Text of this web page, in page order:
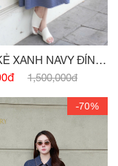
XANH NAVY ĐÍNH
1,500,000đ
-70%